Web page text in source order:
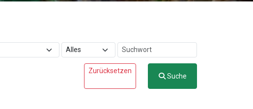
Zurücksetzen
Suche